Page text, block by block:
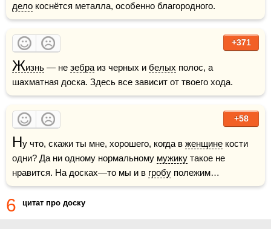
дело коснётся металла, особенно благородного.
+371
Жизнь — не зебра из черных и белых полос, а
шахматная доска. Здесь все зависит от твоего хода.
+58
Ну что, скажи ты мне, хорошего, когда в женщине кости
одни? Да ни одному нормальному мужику такое не
нравится. На досках—то мы и в гробу полежим…
6 цитат про доску